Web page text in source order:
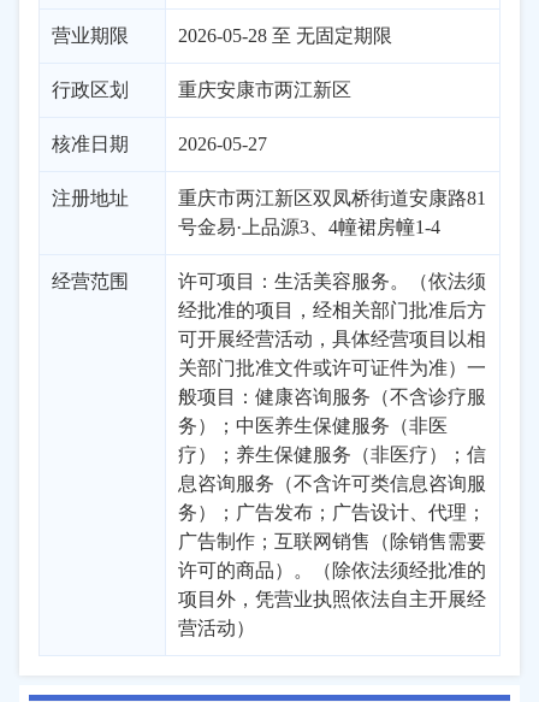
营业期限 2026-05-28 至 无固定期限
行政区划 重庆安康市两江新区
核准日期 2026-05-27
注册地址
重庆市两江新区双凤桥街道安康路81
号金易·上品源3、4幢裙房幢1-4
经营范围
许可项目：生活美容服务。（依法须
经批准的项目，经相关部门批准后方
可开展经营活动，具体经营项目以相
关部门批准文件或许可证件为准）一
般项目：健康咨询服务（不含诊疗服
务）；中医养生保健服务（非医
疗）；养生保健服务（非医疗）；信
息咨询服务（不含许可类信息咨询服
务）；广告发布；广告设计、代理；
广告制作；互联网销售（除销售需要
许可的商品）。（除依法须经批准的
项目外，凭营业执照依法自主开展经
营活动）